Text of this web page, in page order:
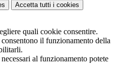
Accetta tutti i cookies
quali cookie consentire.
il funzionamento della
al funzionamento potete